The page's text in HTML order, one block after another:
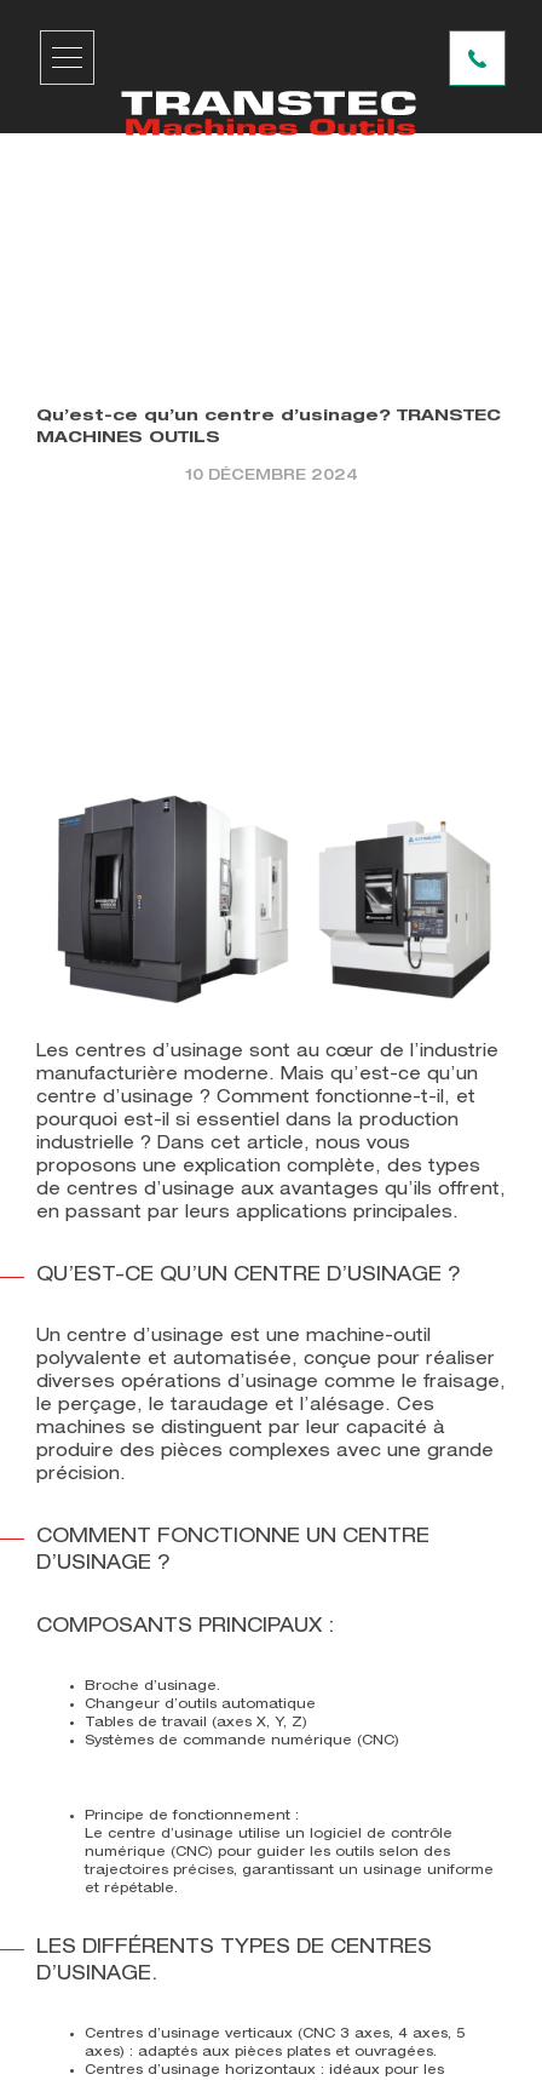
Retour aux articles
Qu’est-ce qu’un centre d’usinage? TRANSTEC
MACHINES OUTILS
10 DÉCEMBRE 2024
Les centres d’usinage sont au cœur de l’industrie
manufacturière moderne. Mais qu’est-ce qu’un
centre d’usinage ? Comment fonctionne-t-il, et
pourquoi est-il si essentiel dans la production
industrielle ? Dans cet article, nous vous
proposons une explication complète, des types
de centres d’usinage aux avantages qu’ils offrent,
en passant par leurs applications principales.
QU’EST-CE QU’UN CENTRE D’USINAGE ?
Un centre d’usinage est une machine-outil
polyvalente et automatisée, conçue pour réaliser
diverses opérations d’usinage comme le fraisage,
le perçage, le taraudage et l’alésage. Ces
machines se distinguent par leur capacité à
produire des pièces complexes avec une grande
précision.
COMMENT FONCTIONNE UN CENTRE
D’USINAGE ?
COMPOSANTS PRINCIPAUX :
Broche d’usinage.
Changeur d’outils automatique
Tables de travail (axes X, Y, Z)
Systèmes de commande numérique (CNC)
Principe de fonctionnement :
Le centre d’usinage utilise un logiciel de contrôle
numérique (CNC) pour guider les outils selon des
trajectoires précises, garantissant un usinage uniforme
et répétable.
LES DIFFÉRENTS TYPES DE CENTRES
D’USINAGE.
Centres d’usinage verticaux (CNC 3 axes, 4 axes, 5
axes) : adaptés aux pièces plates et ouvragées.
Centres d’usinage horizontaux : idéaux pour les